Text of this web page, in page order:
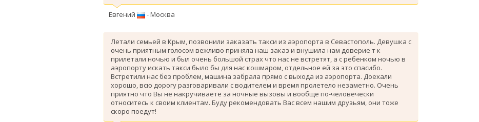
Евгений - Москва
Летали семьей в Крым, позвонили заказать такси из аэропорта в Севастополь. Девушка с
очень приятным голосом вежливо приняла наш заказ и внушила нам доверие т к
прилетали ночью и был очень большой страх что нас не встретят, а с ребенком ночью в
аэропорту искать такси было бы для нас кошмаром, отдельное ей за это спасибо.
Вcтретили нас без проблем, машина забрала прямо с выхода из аэропорта. Доехали
хорошо, всю дорогу разговаривали с водителем и время пролетело незаметно. Очень
приятно что Вы не накручиваете за ночные вызовы и вообще по-человечески
относитесь к своим клиентам. Буду рекомендовать Вас всем нашим друзьям, они тоже
скоро поедут!